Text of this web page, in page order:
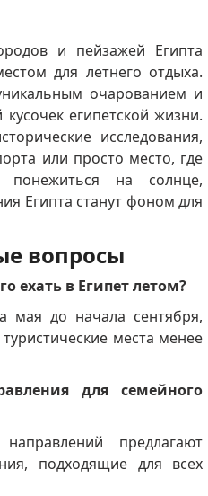
и пейзажей Египта
для летнего отдыха.
очарованием и
египетской жизни.
исследования,
или просто место, где
на солнце,
Египта станут фоном для
вопросы
ехать в Египет летом?
до начала сентября,
места менее
для семейного
предлагают
подходящие для всех